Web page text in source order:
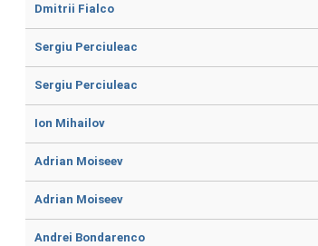
Dmitrii Fialco
Sergiu Perciuleac
Sergiu Perciuleac
Ion Mihailov
Adrian Moiseev
Adrian Moiseev
Andrei Bondarenco